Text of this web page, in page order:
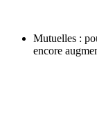
Mutuelles :
encore